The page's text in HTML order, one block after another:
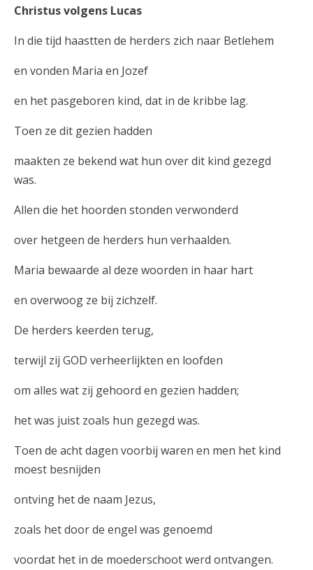
Christus volgens Lucas
In die tijd haastten de herders zich naar Betlehem
en vonden Maria en Jozef
en het pasgeboren kind, dat in de kribbe lag.
Toen ze dit gezien hadden
maakten ze bekend wat hun over dit kind gezegd
was.
Allen die het hoorden stonden verwonderd
over hetgeen de herders hun verhaalden.
Maria bewaarde al deze woorden in haar hart
en overwoog ze bij zichzelf.
De herders keerden terug,
terwijl zij GOD verheerlijkten en loofden
om alles wat zij gehoord en gezien hadden;
het was juist zoals hun gezegd was.
Toen de acht dagen voorbij waren en men het kind
moest besnijden
ontving het de naam Jezus,
zoals het door de engel was genoemd
voordat het in de moederschoot werd ontvangen.